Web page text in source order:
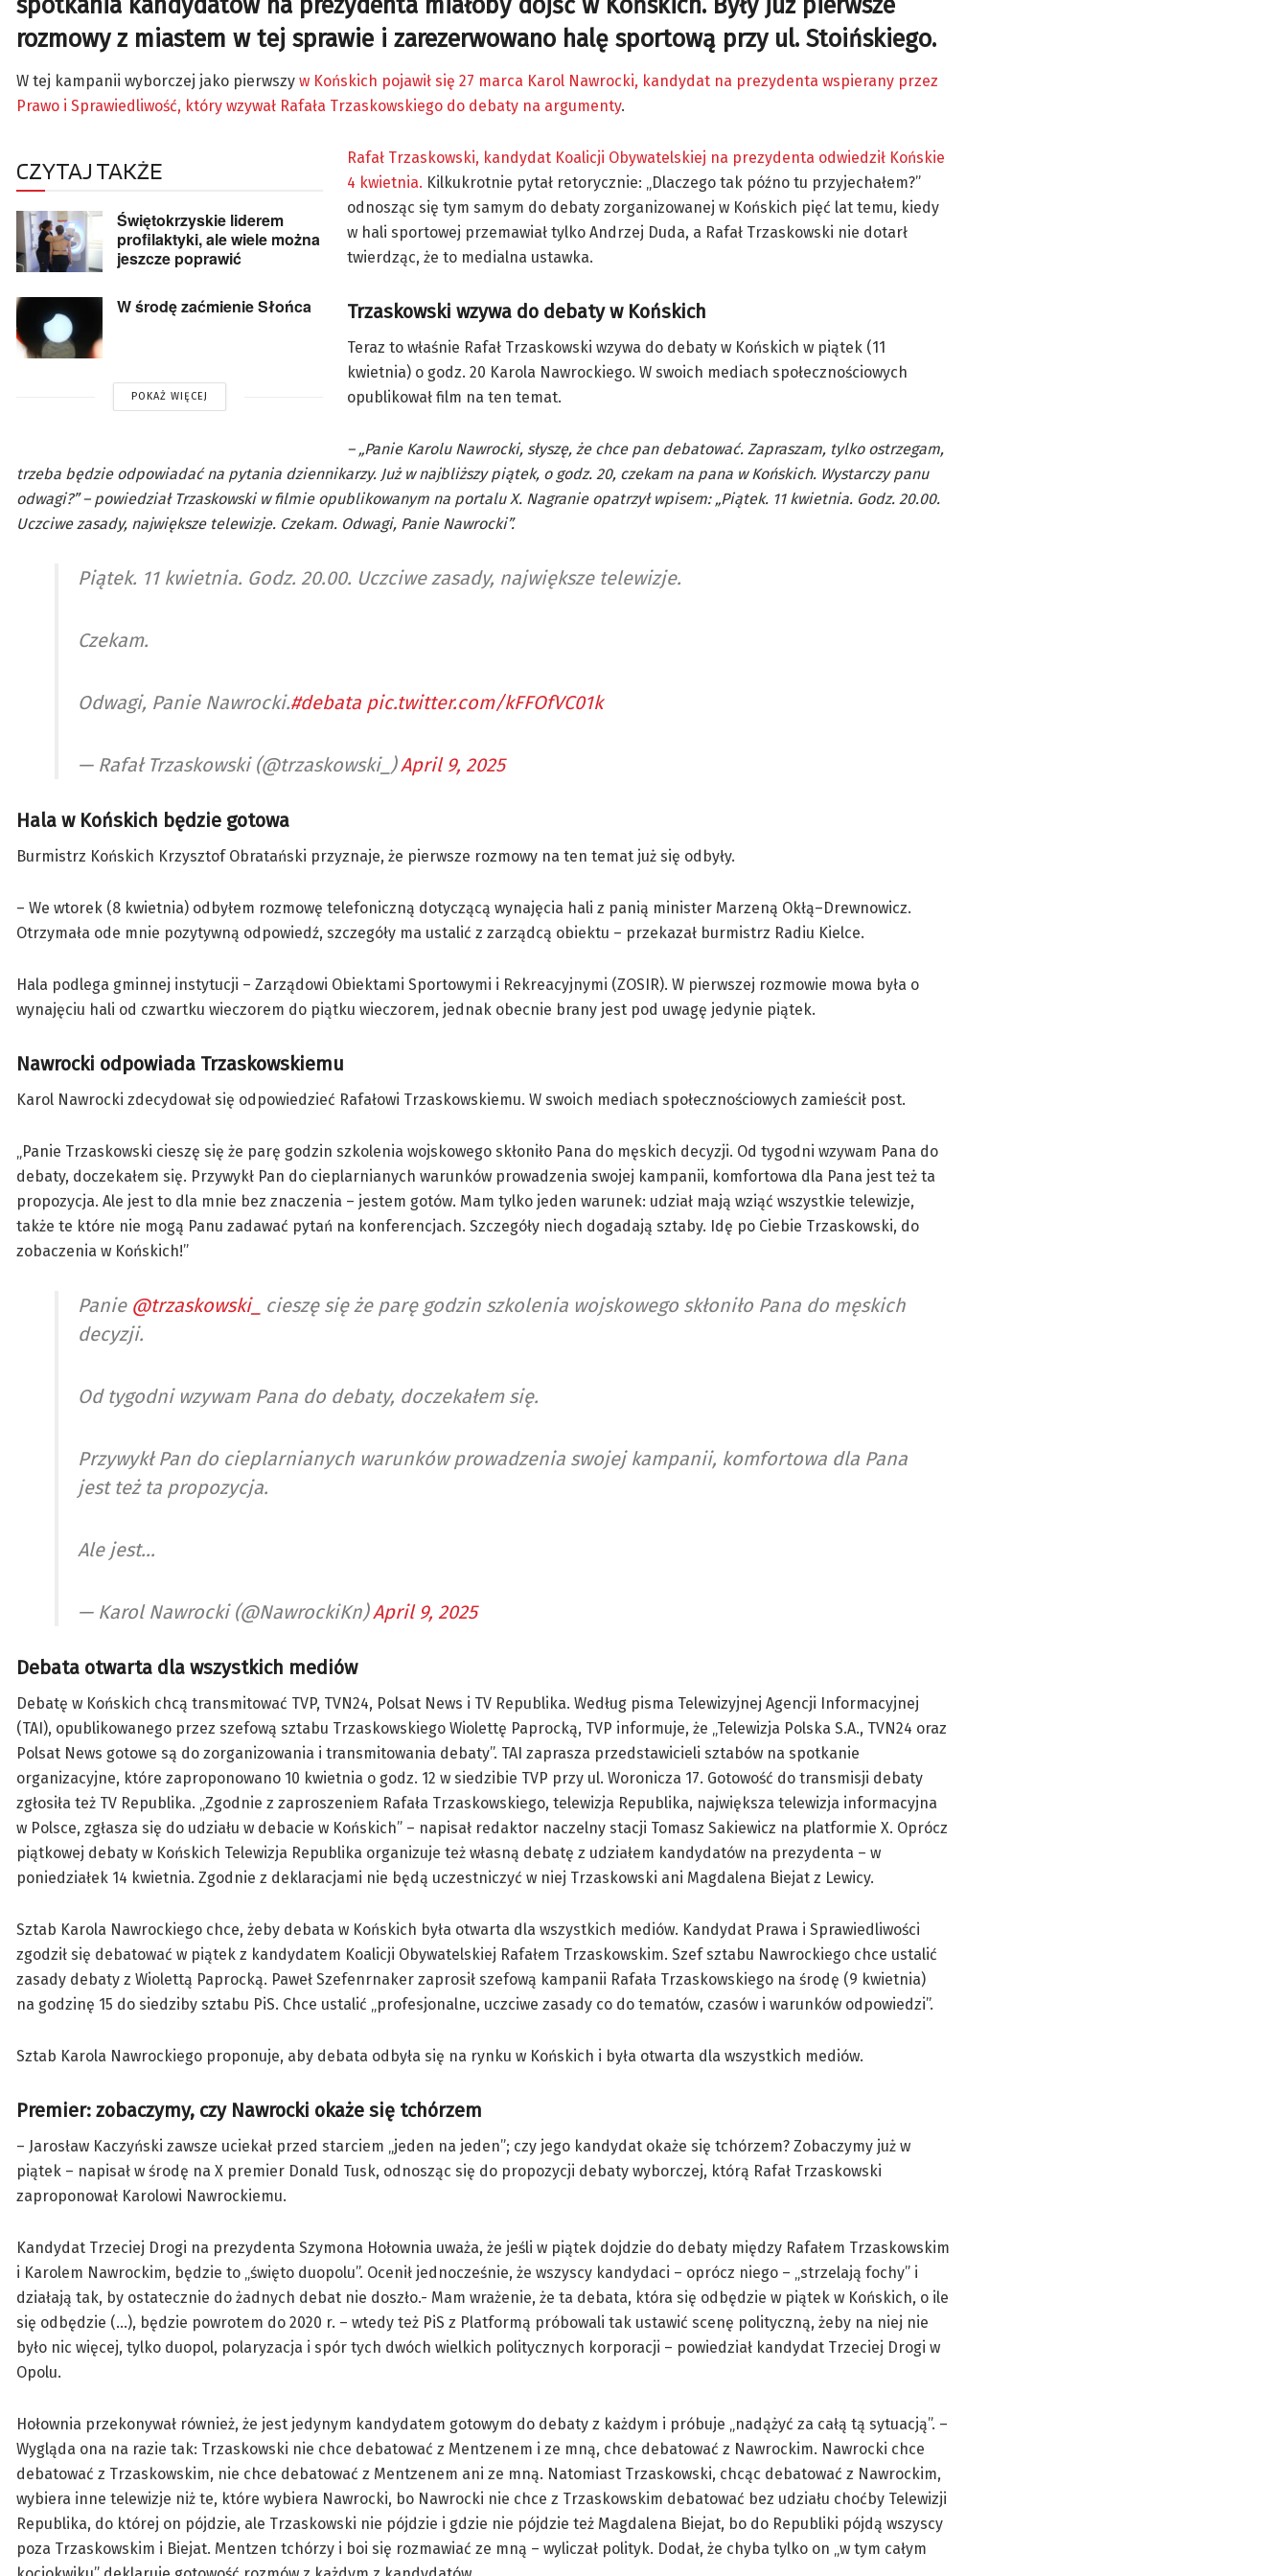
spotkania kandydatów na prezydenta miałoby dojść w Końskich. Były już pierwsze
rozmowy z miastem w tej sprawie i zarezerwowano halę sportową przy ul. Stoińskiego.
W tej kampanii wyborczej jako pierwszy w Końskich pojawił się 27 marca Karol Nawrocki, kandydat na prezydenta wspierany przez
Prawo i Sprawiedliwość, który wzywał Rafała Trzaskowskiego do debaty na argumenty.
CZYTAJ TAKŻE
Świętokrzyskie liderem
profilaktyki, ale wiele można
jeszcze poprawić
W środę zaćmienie Słońca
POKAŻ WIĘCEJ
Rafał Trzaskowski, kandydat Koalicji Obywatelskiej na prezydenta odwiedził Końskie
4 kwietnia. Kilkukrotnie pytał retorycznie: „Dlaczego tak późno tu przyjechałem?”
odnosząc się tym samym do debaty zorganizowanej w Końskich pięć lat temu, kiedy
w hali sportowej przemawiał tylko Andrzej Duda, a Rafał Trzaskowski nie dotarł
twierdząc, że to medialna ustawka.
Trzaskowski wzywa do debaty w Końskich
Teraz to właśnie Rafał Trzaskowski wzywa do debaty w Końskich w piątek (11
kwietnia) o godz. 20 Karola Nawrockiego. W swoich mediach społecznościowych
opublikował film na ten temat.
– „Panie Karolu Nawrocki, słyszę, że chce pan debatować. Zapraszam, tylko ostrzegam,
trzeba będzie odpowiadać na pytania dziennikarzy. Już w najbliższy piątek, o godz. 20, czekam na pana w Końskich. Wystarczy panu
odwagi?” – powiedział Trzaskowski w filmie opublikowanym na portalu X. Nagranie opatrzył wpisem: „Piątek. 11 kwietnia. Godz. 20.00.
Uczciwe zasady, największe telewizje. Czekam. Odwagi, Panie Nawrocki”.
Piątek. 11 kwietnia. Godz. 20.00. Uczciwe zasady, największe telewizje.
Czekam.
Odwagi, Panie Nawrocki.#debata pic.twitter.com/kFFOfVC01k
— Rafał Trzaskowski (@trzaskowski_)April 9, 2025
Hala w Końskich będzie gotowa
Burmistrz Końskich Krzysztof Obratański przyznaje, że pierwsze rozmowy na ten temat już się odbyły.
– We wtorek (8 kwietnia) odbyłem rozmowę telefoniczną dotyczącą wynajęcia hali z panią minister Marzeną Okłą–Drewnowicz.
Otrzymała ode mnie pozytywną odpowiedź, szczegóły ma ustalić z zarządcą obiektu – przekazał burmistrz Radiu Kielce.
Hala podlega gminnej instytucji – Zarządowi Obiektami Sportowymi i Rekreacyjnymi (ZOSIR). W pierwszej rozmowie mowa była o
wynajęciu hali od czwartku wieczorem do piątku wieczorem, jednak obecnie brany jest pod uwagę jedynie piątek.
Nawrocki odpowiada Trzaskowskiemu
Karol Nawrocki zdecydował się odpowiedzieć Rafałowi Trzaskowskiemu. W swoich mediach społecznościowych zamieścił post.
Panie Trzaskowski cieszę się że parę godzin szkolenia wojskowego skłoniło Pana do męskich decyzji. Od tygodni wzywam Pana do
debaty, doczekałem się. Przywykł Pan do cieplarnianych warunków prowadzenia swojej kampanii, komfortowa dla Pana jest też ta
propozycja. Ale jest to dla mnie bez znaczenia – jestem gotów. Mam tylko jeden warunek: udział mają wziąć wszystkie telewizje,
także te które nie mogą Panu zadawać pytań na konferencjach. Szczegóły niech dogadają sztaby. Idę po Ciebie Trzaskowski, do
zobaczenia w Końskich!”
Panie @trzaskowski_
cieszę się że parę godzin szkolenia wojskowego skłoniło Pana do męskich
decyzji.
Od tygodni wzywam Pana do debaty, doczekałem się.
Przywykł Pan do cieplarnianych warunków prowadzenia swojej kampanii, komfortowa dla Pana
jest też ta propozycja.
Ale jest…
— Karol Nawrocki (@NawrockiKn)April 9, 2025
Debata otwarta dla wszystkich mediów
Debatę w Końskich chcą transmitować TVP, TVN24, Polsat News i TV Republika. Według pisma Telewizyjnej Agencji Informacyjnej
(TAI), opublikowanego przez szefową sztabu Trzaskowskiego Wiolettę Paprocką, TVP informuje, że „Telewizja Polska S.A., TVN24 oraz
Polsat News gotowe są do zorganizowania i transmitowania debaty”. TAI zaprasza przedstawicieli sztabów na spotkanie
organizacyjne, które zaproponowano 10 kwietnia o godz. 12 w siedzibie TVP przy ul. Woronicza 17. Gotowość do transmisji debaty
zgłosiła też TV Republika. „Zgodnie z zaproszeniem Rafała Trzaskowskiego, telewizja Republika, największa telewizja informacyjna
w Polsce, zgłasza się do udziału w debacie w Końskich” – napisał redaktor naczelny stacji Tomasz Sakiewicz na platformie X. Oprócz
piątkowej debaty w Końskich Telewizja Republika organizuje też własną debatę z udziałem kandydatów na prezydenta – w
poniedziałek 14 kwietnia. Zgodnie z deklaracjami nie będą uczestniczyć w niej Trzaskowski ani Magdalena Biejat z Lewicy.
Sztab Karola Nawrockiego chce, żeby debata w Końskich była otwarta dla wszystkich mediów. Kandydat Prawa i Sprawiedliwości
zgodził się debatować w piątek z kandydatem Koalicji Obywatelskiej Rafałem Trzaskowskim. Szef sztabu Nawrockiego chce ustalić
zasady debaty z Wiolettą Paprocką. Paweł Szefenrnaker zaprosił szefową kampanii Rafała Trzaskowskiego na środę (9 kwietnia)
na godzinę 15 do siedziby sztabu PiS. Chce ustalić „profesjonalne, uczciwe zasady co do tematów, czasów i warunków odpowiedzi”.
Sztab Karola Nawrockiego proponuje, aby debata odbyła się na rynku w Końskich i była otwarta dla wszystkich mediów.
Premier: zobaczymy, czy Nawrocki okaże się tchórzem
– Jarosław Kaczyński zawsze uciekał przed starciem „jeden na jeden”; czy jego kandydat okaże się tchórzem? Zobaczymy już w
piątek – napisał w środę na X premier Donald Tusk, odnosząc się do propozycji debaty wyborczej, którą Rafał Trzaskowski
zaproponował Karolowi Nawrockiemu.
Kandydat Trzeciej Drogi na prezydenta Szymona Hołownia uważa, że jeśli w piątek dojdzie do debaty między Rafałem Trzaskowskim
i Karolem Nawrockim, będzie to „święto duopolu”. Ocenił jednocześnie, że wszyscy kandydaci – oprócz niego – „strzelają fochy” i
działają tak, by ostatecznie do żadnych debat nie doszło.- Mam wrażenie, że ta debata, która się odbędzie w piątek w Końskich, o ile
się odbędzie (…), będzie powrotem do 2020 r. – wtedy też PiS z Platformą próbowali tak ustawić scenę polityczną, żeby na niej nie
było nic więcej, tylko duopol, polaryzacja i spór tych dwóch wielkich politycznych korporacji – powiedział kandydat Trzeciej Drogi w
Opolu.
Hołownia przekonywał również, że jest jedynym kandydatem gotowym do debaty z każdym i próbuje „nadążyć za całą tą sytuacją”. –
Wygląda ona na razie tak: Trzaskowski nie chce debatować z Mentzenem i ze mną, chce debatować z Nawrockim. Nawrocki chce
debatować z Trzaskowskim, nie chce debatować z Mentzenem ani ze mną. Natomiast Trzaskowski, chcąc debatować z Nawrockim,
wybiera inne telewizje niż te, które wybiera Nawrocki, bo Nawrocki nie chce z Trzaskowskim debatować bez udziału choćby Telewizji
Republika, do której on pójdzie, ale Trzaskowski nie pójdzie i gdzie nie pójdzie też Magdalena Biejat, bo do Republiki pójdą wszyscy
poza Trzaskowskim i Biejat. Mentzen tchórzy i boi się rozmawiać ze mną – wyliczał polityk. Dodał, że chyba tylko on „w tym całym